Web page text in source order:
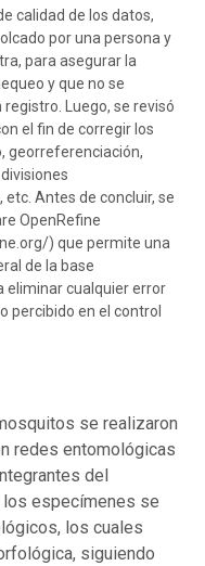
calidad de los datos,
por una persona y
para asegurar la
y que no se
Luego, se revisó
el fin de corregir los
georreferenciación,
Antes de concluir, se
OpenRefine
) que permite una
de la base
eliminar cualquier error
percibido en el control
se realizaron
redes entomológicas
del
los especímenes se
los cuales
siguiendo